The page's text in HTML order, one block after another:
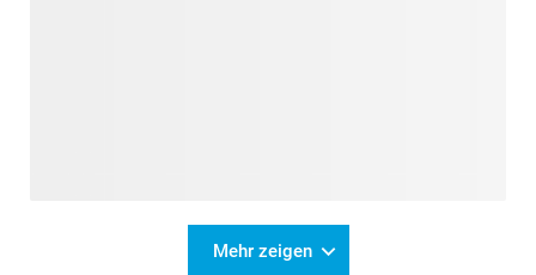
Mehr zeigen